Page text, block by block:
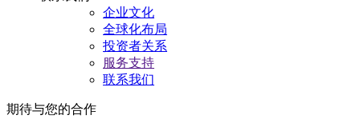
企业文化
全球化布局
投资者关系
服务支持
联系我们
期待与您的合作